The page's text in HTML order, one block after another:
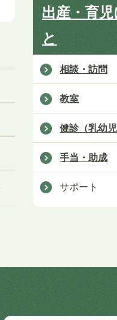
出産・育
と
相談・訪問
教室
健診（乳幼児
手当・助成
サポート